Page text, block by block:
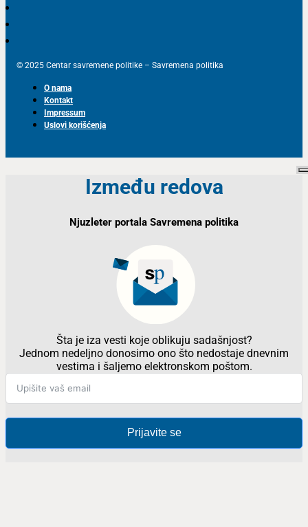
© 2025 Centar savremene politike – Savremena politika
O nama
Kontakt
Impressum
Uslovi korišćenja
Između redova
Njuzleter portala Savremena politika
Šta je iza vesti koje oblikuju sadašnjost?
Jednom nedeljno donosimo ono što nedostaje dnevnim
vestima i šaljemo elektronskom poštom.
Prijavite se